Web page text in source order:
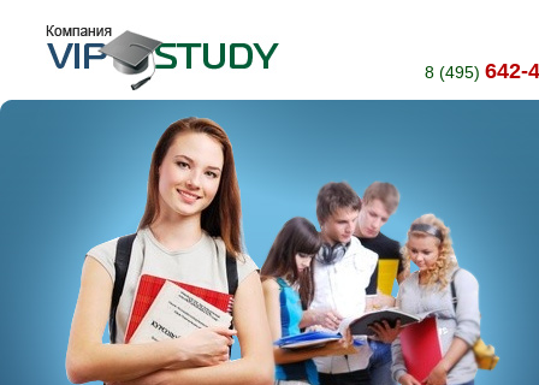
8 (495) 642-